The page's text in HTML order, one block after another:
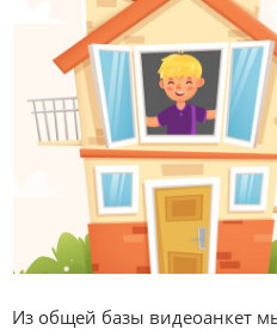
Из общей базы видеоанкет